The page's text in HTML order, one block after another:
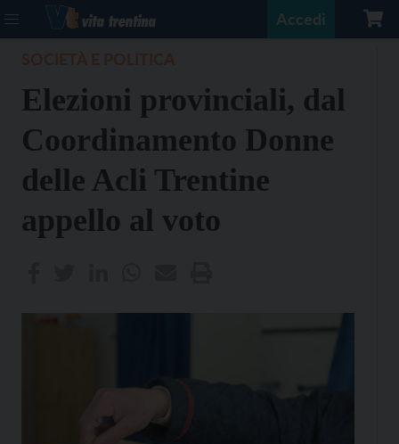
Accedi
Elezioni provinciali, dal
Coordinamento Donne
delle Acli Trentine
appello al voto